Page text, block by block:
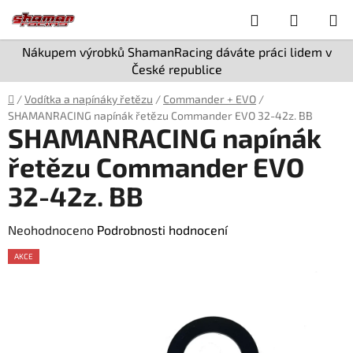
na
obsah
Nákupem výrobků ShamanRacing dáváte práci lidem v
České republice
Hledat
KOŠÍK
Domů
/Vodítka a napínáky řetězu / Commander + EVO /
SHAMANRACING napínák řetězu Commander EVO 32-42z. BB
SHAMANRACING napínák
řetězu Commander EVO
32-42z. BB
Průměrné
hodnocení
Neohodnoceno Podrobnosti hodnocení
AKCE